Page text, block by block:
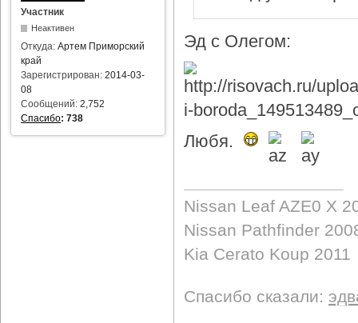
Участник
Неактивен
Откуда: Артем Приморский
край
Зарегистрирован: 2014-03-
08
Сообщений: 2,752
Спасибо: 738
Эд с Олегом:
Любя.
Nissan Leaf AZE0 X
Nissan Pathfinder
Kia Cerato Koup 2011
Спасибо сказали: